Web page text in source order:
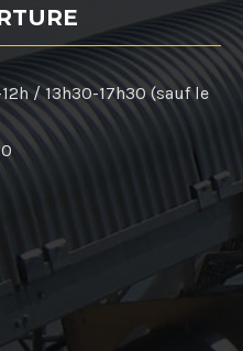
/ 13h30-17h30 (sauf le